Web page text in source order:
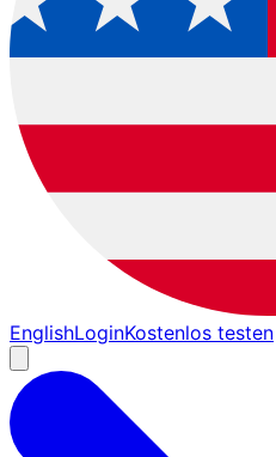
EnglishLoginKostenlos testen